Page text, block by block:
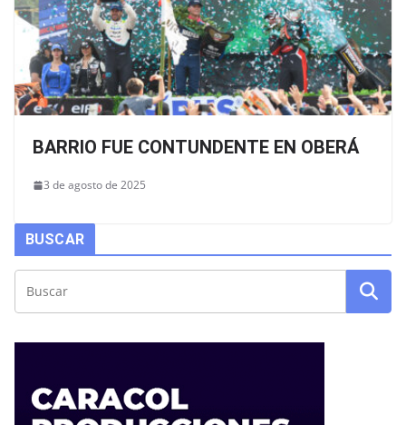
BARRIO FUE CONTUNDENTE EN OBERÁ
3 de agosto de 2025
BUSCAR